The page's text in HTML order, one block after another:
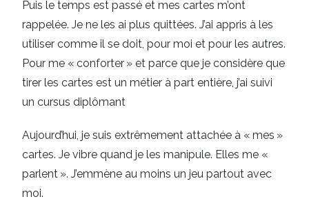
Puis le temps est passé et mes cartes m’ont
rappelée. Je ne les ai plus quittées. J’ai appris à les
utiliser comme il se doit, pour moi et pour les autres.
Pour me « conforter » et parce que je considère que
tirer les cartes est un métier à part entière, j’ai suivi
un cursus diplômant
Aujourd’hui, je suis extrêmement attachée à « mes »
cartes. Je vibre quand je les manipule. Elles me «
parlent ». J’emmène au moins un jeu partout avec
moi.